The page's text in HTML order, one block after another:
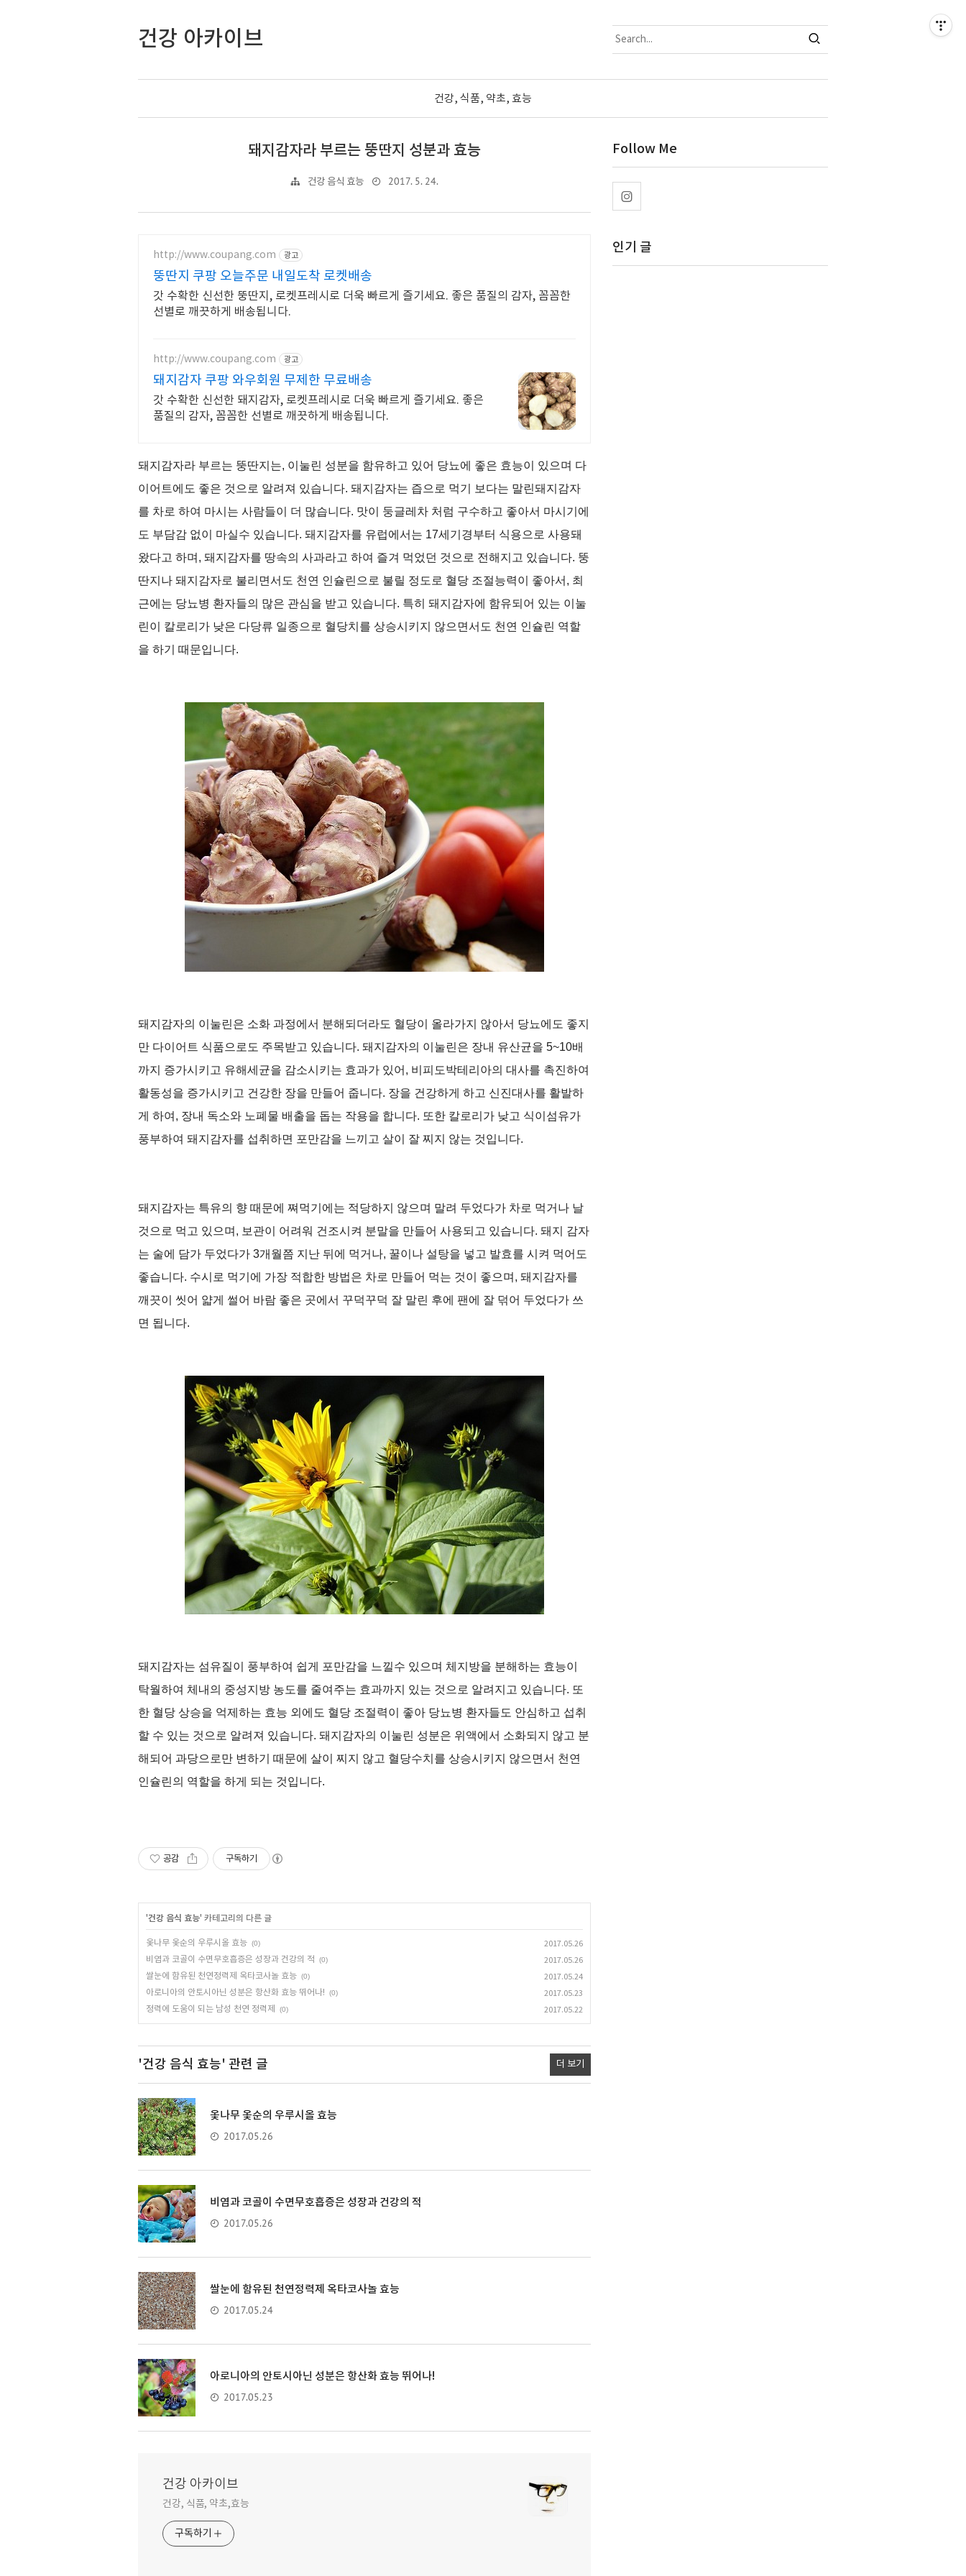
건강 아카이브
건강, 식품, 약초, 효능
돼지감자라 부르는 뚱딴지 성분과 효능
건강 음식 효능 2017. 5. 24.
http://www.coupang.com 광고
뚱딴지 쿠팡 오늘주문 내일도착 로켓배송
갓 수확한 신선한 뚱딴지, 로켓프레시로 더욱 빠르게 즐기세요. 좋은 품질의 감자, 꼼꼼한
선별로 깨끗하게 배송됩니다.
http://www.coupang.com 광고
돼지감자 쿠팡 와우회원 무제한 무료배송
갓 수확한 신선한 돼지감자, 로켓프레시로 더욱 빠르게 즐기세요. 좋은
품질의 감자, 꼼꼼한 선별로 깨끗하게 배송됩니다.
돼지감자라 부르는 뚱딴지는, 이눌린 성분을 함유하고 있어 당뇨에 좋은 효능이 있으며 다
이어트에도 좋은 것으로 알려져 있습니다. 돼지감자는 즙으로 먹기 보다는 말린돼지감자
를 차로 하여 마시는 사람들이 더 많습니다. 맛이 둥글레차 처럼 구수하고 좋아서 마시기에
도 부담감 없이 마실수 있습니다. 돼지감자를 유럽에서는 17세기경부터 식용으로 사용돼
왔다고 하며 , 돼지감자를 땅속의 사과라고 하여 즐겨 먹었던 것으로 전해지고 있습니다. 뚱
딴지나 돼지감자로 불리면서도 천연 인슐린으로 불릴 정도로 혈당 조절능력이 좋아서 , 최
근에는 당뇨병 환자들의 많은 관심을 받고 있습니다. 특히 돼지감자에 함유되어 있는 이눌
린이 칼로리가 낮은 다당류 일종으로 혈당치를 상승시키지 않으면서도 천연 인슐린 역할
을 하기 때문입니다.
돼지감자의 이눌린은 소화 과정에서 분해되더라도 혈당이 올라가지 않아서 당뇨에도 좋지
만 다이어트 식품으로도 주목받고 있습니다. 돼지감자의 이눌린은 장내 유산균을 5~10배
까지 증가시키고 유해세균을 감소시키는 효과가 있어 , 비피도박테리아의 대사를 촉진하여
활동성을 증가시키고 건강한 장을 만들어 줍니다. 장을 건강하게 하고 신진대사를 활발하
게 하여 , 장내 독소와 노폐물 배출을 돕는 작용을 합니다. 또한 칼로리가 낮고 식이섬유가
풍부하여 돼지감자를 섭취하면 포만감을 느끼고 살이 잘 찌지 않는 것입니다.
돼지감자는 특유의 향 때문에 쪄먹기에는 적당하지 않으며 말려 두었다가 차로 먹거나 날
것으로 먹고 있으며 , 보관이 어려워 건조시켜 분말을 만들어 사용되고 있습니다. 돼지 감자
는 술에 담가 두었다가 3개월쯤 지난 뒤에 먹거나, 꿀이나 설탕을 넣고 발효를 시켜 먹어도
좋습니다. 수시로 먹기에 가장 적합한 방법은 차로 만들어 먹는 것이 좋으며 , 돼지감자를
깨끗이 씻어 얇게 썰어 바람 좋은 곳에서 꾸덕꾸덕 잘 말린 후에 팬에 잘 덖어 두었다가 쓰
면 됩니다.
돼지감자는 섬유질이 풍부하여 쉽게 포만감을 느낄수 있으며 체지방을 분해하는 효능이
탁월하여 체내의 중성지방 농도를 줄여주는 효과까지 있는 것으로 알려지고 있습니다. 또
한 혈당 상승을 억제하는 효능 외에도 혈당 조절력이 좋아 당뇨병 환자들도 안심하고 섭취
할 수 있는 것으로 알려져 있습니다. 돼지감자의 이눌린 성분은 위액에서 소화되지 않고 분
해되어 과당으로만 변하기 때문에 살이 찌지 않고 혈당수치를 상승시키지 않으면서 천연
인슐린의 역할을 하게 되는 것입니다.
공감 구독하기
'건강 음식 효능' 카테고리의 다른 글
옻나무 옻순의 우루시올 효능 (0)
2017.05.26
비염과 코골이 수면무호흡증은 성장과 건강의 적
(0)
2017.05.26
쌀눈에 함유된 천연정력제 옥타코사놀 효능 (0)
2017.05.24
아로니아의 안토시아닌 성분은 항산화 효능 뛰어나!
(0)
2017.05.23
정력에 도움이 되는 남성 천연 정력제
(0) 2017.05.22
'건강 음식 효능' 관련 글 더 보기
옻나무 옻순의 우루시올 효능
2017.05.26
비염과 코골이 수면무호흡증은 성장과 건강의 적
2017.05.26
쌀눈에 함유된 천연정력제 옥타코사놀 효능
2017.05.24
아로니아의 안토시아닌 성분은 항산화 효능 뛰어나!
2017.05.23
건강 아카이브
건강, 식품, 약초,효능
구독하기
Follow Me
인기 글